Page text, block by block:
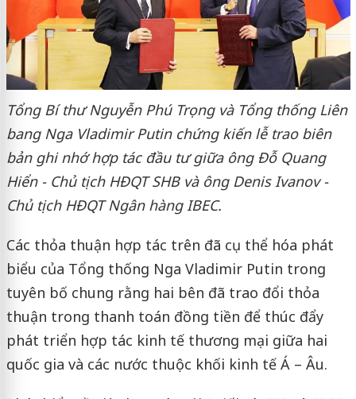
Tổng Bí thư Nguyễn Phú Trọng và Tổng thống Liên
bang Nga Vladimir Putin chứng kiến lễ trao biên
bản ghi nhớ hợp tác đầu tư giữa ông Đỗ Quang
Hiển - Chủ tịch HĐQT SHB và ông Denis Ivanov -
Chủ tịch HĐQT Ngân hàng IBEC.
Các thỏa thuận hợp tác trên đã cụ thể hóa phát
biểu của Tổng thống Nga Vladimir Putin trong
tuyên bố chung rằng hai bên đã trao đổi thỏa
thuận trong thanh toán đồng tiền để thúc đẩy
phát triển hợp tác kinh tế thương mại giữa hai
quốc gia và các nước thuộc khối kinh tế Á – Âu.